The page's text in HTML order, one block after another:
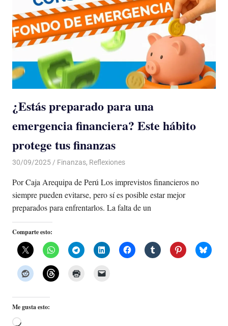
¿Estás preparado para una
emergencia financiera? Este hábito
protege tus finanzas
30/09/2025 De todo un Poco
Finanzas, Reflexiones
Por Caja Arequipa de Perú Los imprevistos financieros no
siempre pueden evitarse, pero sí es posible estar mejor
preparados para enfrentarlos. La falta de un
Comparte esto:
Me gusta esto:
Cargando...